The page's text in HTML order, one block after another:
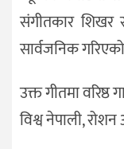
संगीतकार शिखर
सार्वजनिक
उक्त गीतमा
विश्व नेपाली,